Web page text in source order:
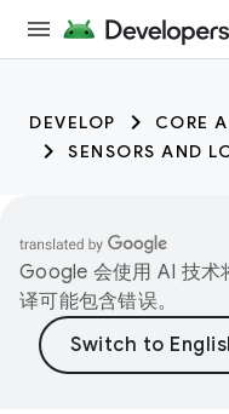
DEVELOP
CORE
SENSORS AND
Google 会使用 AI 技术
译可能包含错误。